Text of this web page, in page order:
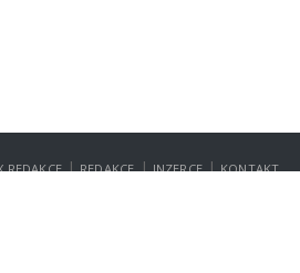
REDAKCE | REDAKCE | INZERCE | KONTAKT